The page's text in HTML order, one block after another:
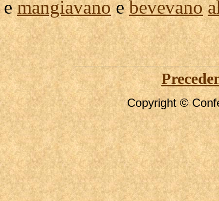
emangiavanoebevevano
Copyright ©